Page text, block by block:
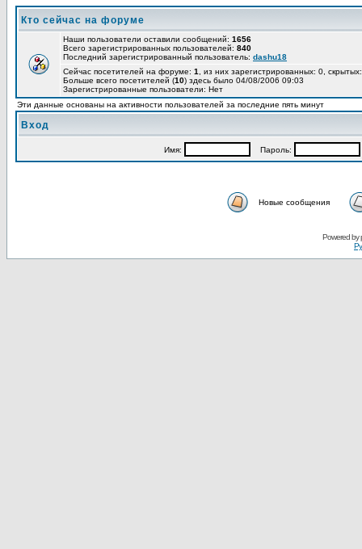
Кто сейчас на форуме
Наши пользователи оставили сообщений: 1656
Всего зарегистрированных пользователей: 840
Последний зарегистрированный пользователь: dashu18
Сейчас посетителей на форуме: 1
, из них зарегистрированных: 0,
Больше всего посетителей (10) здесь было 04/08/2006 09:03
Зарегистрированные пользователи: Нет
Эти данные основаны на активности пользователей за последние пять минут
Вход
Имя: Пароль:
Новые сообщения
Powered by